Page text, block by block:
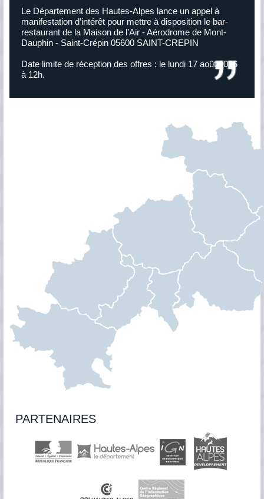
Guillestrois-Queyras
120m2
Gap - Tallard -
Durance
Location, Local
11,25 €/m²/mois
Gap - Tallard -
Durance
Le Département des Hautes-Alpes lance un appel à
manifestation d’intérêt pour mettre à disposition le bar-
restaurant de la Maison de l’Air - Aérodrome de Mont-
Dauphin - Saint-Crépin 05600 SAINT-CREPIN
Date limite de réception des offres : le lundi 17 août 2026
à 12h.
PARTENAIRES